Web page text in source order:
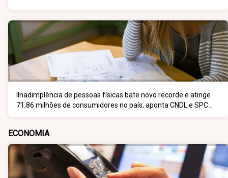
IInadimplência de pessoas físicas bate novo recorde e atinge
71,86 milhões de consumidores no país, aponta CNDL e SPC
ECONOMIA